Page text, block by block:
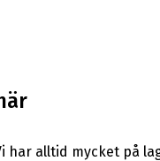
har alltid mycket på